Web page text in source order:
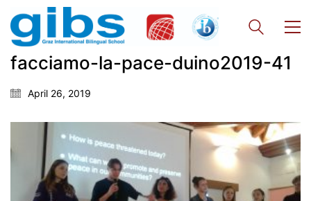
facciamo-la-pace-duino2019-41
April 26, 2019
8020 Graz
Fax – NO longer in use
Educational Partners
Erasmus+